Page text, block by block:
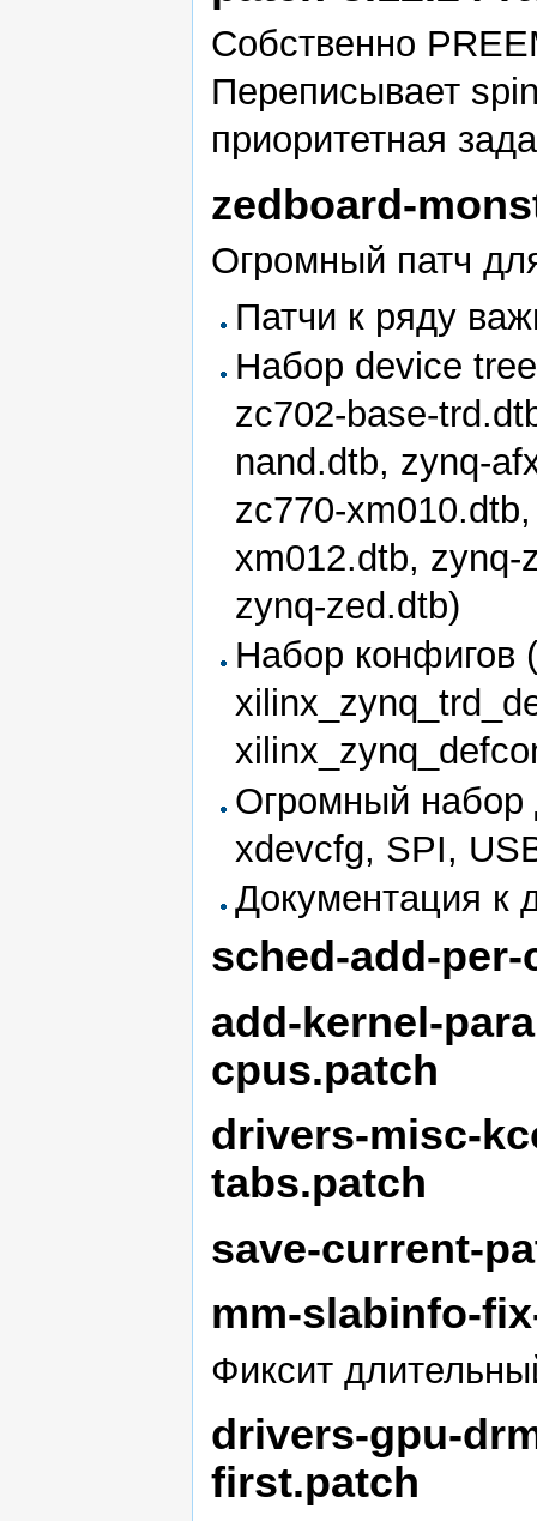
Собственно
Переписывает
приоритетная
zedboard-
Огромный патч
Патчи к ряду
Набор device
zc702-base-
nand.dtb, zynq-
zc770-
xm012.dtb, zynq-
zynq-zed.dtb)
Набор конфигов
Огромный набор
xdevcfg, SPI,
Документация к
sched-add-
add-kernel-
cpus.patch
drivers-misc-
tabs.patch
save-current-
mm-slabinfo-
Фиксит
drivers-gpu-
first.patch